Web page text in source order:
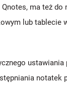
ma też do
lub tablecie
ustawiania
notatek